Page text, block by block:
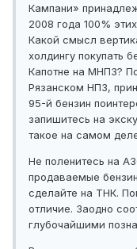
Кампани»
2008 года 100%
Какой смысл
холдингу покупать
Капотне на МНПЗ?
Рязанском НПЗ,
95-й бензин
запишитесь на
такое на самом
Не поленитесь на
продаваемые
сделайте на ТНК.
отличие. Заодно
глубочайшими